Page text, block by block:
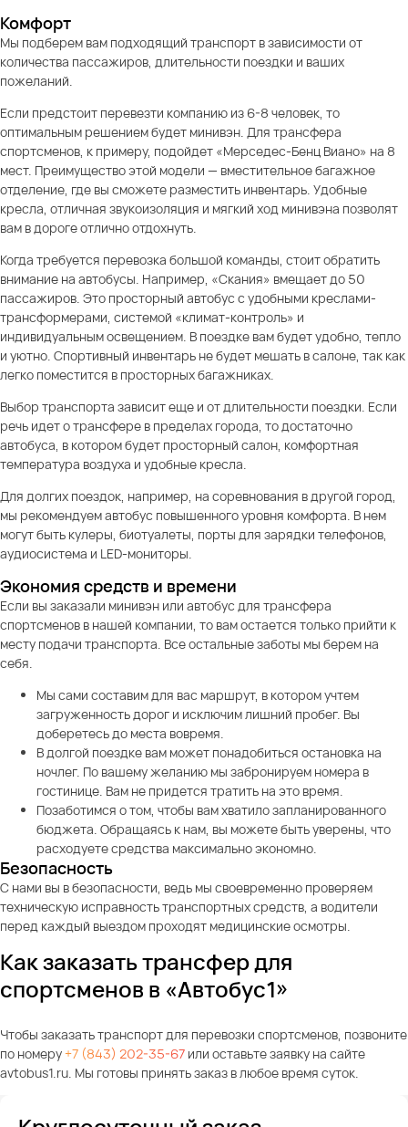
Комфорт
Мы подберем вам подходящий транспорт в зависимости от
количества пассажиров, длительности поездки и ваших
пожеланий.
Если предстоит перевезти компанию из 6-8 человек, то
оптимальным решением будет минивэн. Для трансфера
спортсменов, к примеру, подойдет «Мерседес-Бенц Виано» на 8
мест. Преимущество этой модели — вместительное багажное
отделение, где вы сможете разместить инвентарь. Удобные
кресла, отличная звукоизоляция и мягкий ход минивэна позволят
вам в дороге отлично отдохнуть.
Когда требуется перевозка большой команды, стоит обратить
внимание на автобусы. Например, «Скания» вмещает до 50
пассажиров. Это просторный автобус с удобными креслами-
трансформерами, системой «климат-контроль» и
индивидуальным освещением. В поездке вам будет удобно, тепло
и уютно. Спортивный инвентарь не будет мешать в салоне, так как
легко поместится в просторных багажниках.
Выбор транспорта зависит еще и от длительности поездки. Если
речь идет о трансфере в пределах города, то достаточно
автобуса, в котором будет просторный салон, комфортная
температура воздуха и удобные кресла.
Для долгих поездок, например, на соревнования в другой город,
мы рекомендуем автобус повышенного уровня комфорта. В нем
могут быть кулеры, биотуалеты, порты для зарядки телефонов,
аудиосистема и LED-мониторы.
Экономия средств и времени
Если вы заказали минивэн или автобус для трансфера
спортсменов в нашей компании, то вам остается только прийти к
месту подачи транспорта. Все остальные заботы мы берем на
себя.
Мы сами составим для вас маршрут, в котором учтем
загруженность дорог и исключим лишний пробег. Вы
доберетесь до места вовремя.
В долгой поездке вам может понадобиться остановка на
ночлег. По вашему желанию мы забронируем номера в
гостинице. Вам не придется тратить на это время.
Позаботимся о том, чтобы вам хватило запланированного
бюджета. Обращаясь к нам, вы можете быть уверены, что
расходуете средства максимально экономно.
Безопасность
С нами вы в безопасности, ведь мы своевременно проверяем
техническую исправность транспортных средств, а водители
перед каждый выездом проходят медицинские осмотры.
Как заказать трансфер для
спортсменов в «Автобус1»
Чтобы заказать транспорт для перевозки спортсменов, позвоните
по номеру+7 (843) 202-35-67 или оставьте заявку на сайте
avtobus1.ru. Мы готовы принять заказ в любое время суток.